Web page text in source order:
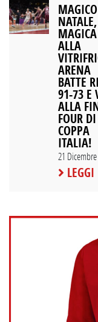
MAGICO
NATALE,
ALLA
ARENA
BATTE
91-73 E
ALLA
FOUR DI
COPPA
ITALIA!
21
LEGGI